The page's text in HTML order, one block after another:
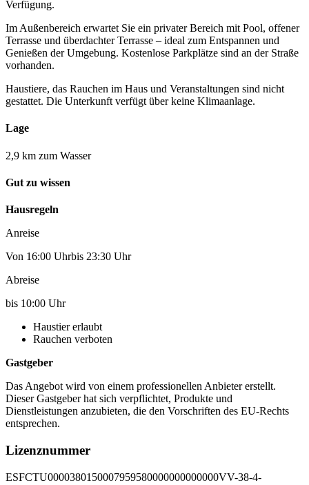
Verfügung.
Im Außenbereich erwartet Sie ein privater Bereich mit Pool, offener
Terrasse und überdachter Terrasse – ideal zum Entspannen und
Genießen der Umgebung. Kostenlose Parkplätze sind an der Straße
vorhanden.
Haustiere, das Rauchen im Haus und Veranstaltungen sind nicht
gestattet. Die Unterkunft verfügt über keine Klimaanlage.
Lage
2,9 km zum Wasser
Gut zu wissen
Hausregeln
Anreise
Von 16:00 Uhrbis 23:30 Uhr
Abreise
bis 10:00 Uhr
Haustier erlaubt
Rauchen verboten
Gastgeber
Das Angebot wird von einem professionellen Anbieter erstellt.
Dieser Gastgeber hat sich verpflichtet, Produkte und
Dienstleistungen anzubieten, die den Vorschriften des EU-Rechts
entsprechen.
Lizenznummer
ESFCTU0000380150007959580000000000000VV-38-4-